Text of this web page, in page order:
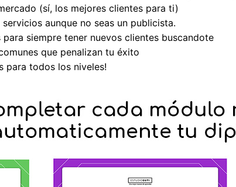
(sí, los mejores clientes para ti)
aunque no seas un publicista.
siempre tener nuevos clientes buscandote
que penalizan tu éxito
para todos los niveles!